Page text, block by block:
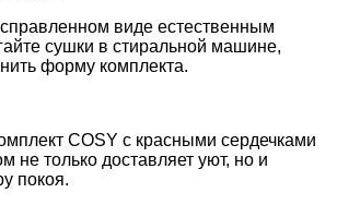
виде естественным
сушки в стиральной машине,
форму комплекта.
COSY с красными сердечками
только доставляет уют, но и
покоя.